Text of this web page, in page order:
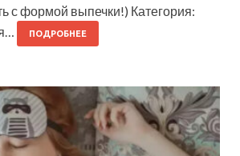
с формой выпечки!) Категория:
ПОДРОБНЕЕ